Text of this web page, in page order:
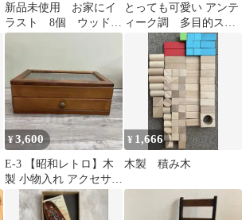
新品未使用 お家にイ
ラスト 8個 ウッドボ
タン 木のボタン
とっても可愛い アンテ
ィーク調 多目的スタ
ンドフラワースタン
ド 踏み台 ベンチ
¥3,600
E-3 【昭和レトロ】木
製 小物入れ アクセサリ
ーケース 引き出し付き
収納
¥ 1,666
木製 積み木